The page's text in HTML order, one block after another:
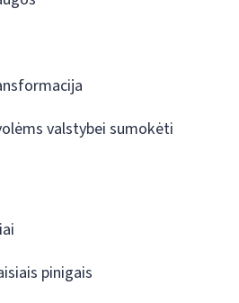
valstybei sumokėti
pinigais